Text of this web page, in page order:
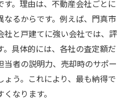
ない一括査定サービスの使
と一括査定の最適な組み合
穴とその見極め方を知ろう
真市で選ばれる理由
。理由は、不動産会社ごとに
るからです。例えば、門真市
社と戸建てに強い会社では、評
。具体的には、各社の査定額だ
当者の説明力、売却時のサポー
ょう。これにより、最も納得で
なります。